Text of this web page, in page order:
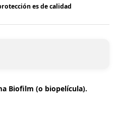
es de calidad
Biofilm (o biopelícula).